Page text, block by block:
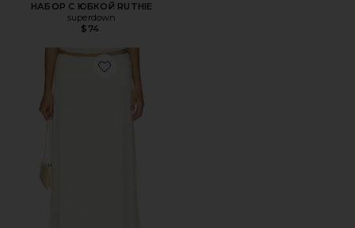
НАБОР С ЮБКОЙ RUTHIE
superdown
$74
Favorite МАКСИ ПЛАТЬЕ AMIRAH